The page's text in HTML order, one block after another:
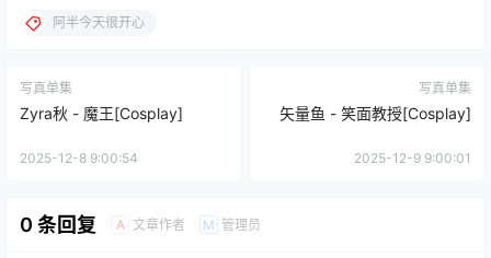
阿半今天很开心
写真单集
Zyra秋 - 魔王[Cosplay]
2025-12-8 9:00:54
写真单集
矢量鱼 - 笑面教授[Cosplay]
2025-12-9 9:00:01
0 条回复 A 文章作者 M 管理员